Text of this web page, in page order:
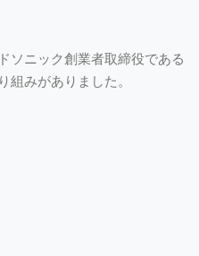
ソニック創業者取締役である
組みがありました。